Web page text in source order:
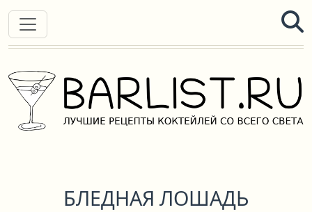
БЛЕДНАЯ ЛОШАДЬ